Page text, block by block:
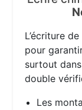
L’écriture de
pour
surtout
double
Les